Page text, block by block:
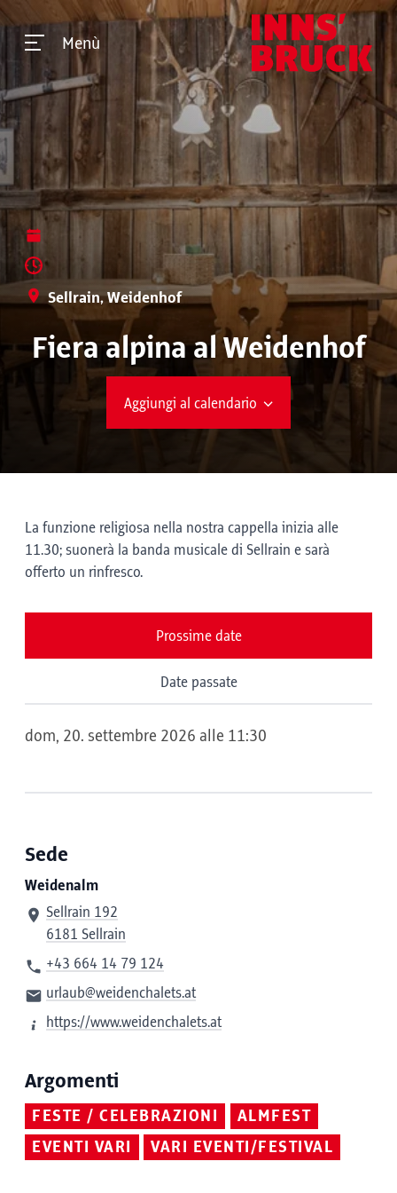
Menù
Sellrain, Weidenhof
Fiera alpina al Weidenhof
Aggiungi al calendario
La funzione religiosa nella nostra cappella inizia alle
11.30; suonerà la banda musicale di Sellrain e sarà
offerto un rinfresco.
Prossime date
Date passate
dom, 20. settembre 2026 alle 11:30
Sede
Weidenalm
Sellrain 192
6181 Sellrain
+43 664 14 79 124
urlaub@weidenchalets.at
https://www.weidenchalets.at
Argomenti
FESTE / CELEBRAZIONI
ALMFEST
EVENTI VARI
VARI EVENTI/FESTIVAL